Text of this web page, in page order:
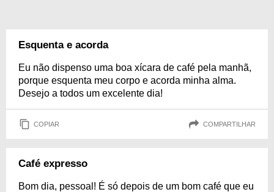
Esquenta e acorda
Eu não dispenso uma boa xícara de café pela manhã,
porque esquenta meu corpo e acorda minha alma.
Desejo a todos um excelente dia!
COPIAR COMPARTILHAR
Café expresso
Bom dia, pessoal! É só depois de um bom café que eu